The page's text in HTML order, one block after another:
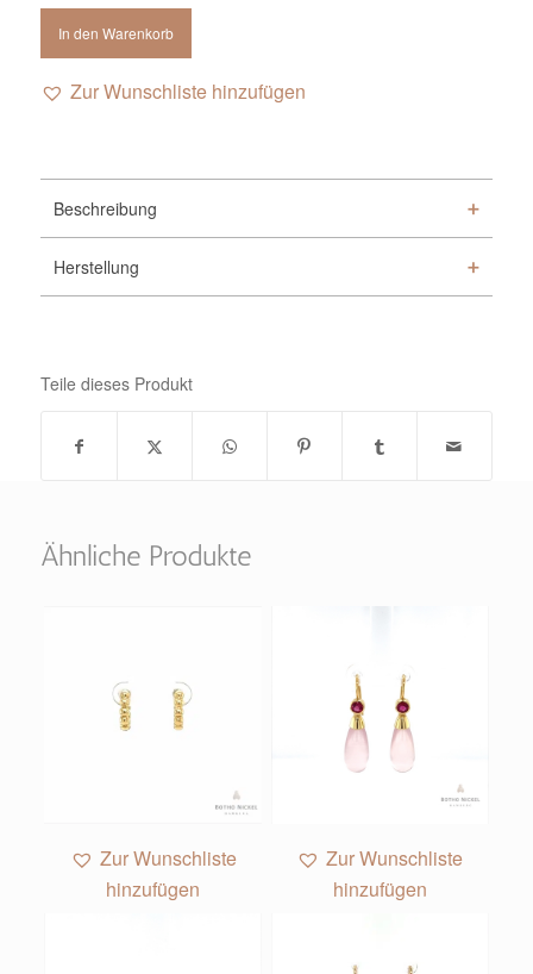
In den Warenkorb
Zur Wunschliste hinzufügen
Beschreibung
Herstellung
Teile dieses Produkt
Ähnliche Produkte
Zur Wunschliste
hinzufügen
Zur Wunschliste
hinzufügen